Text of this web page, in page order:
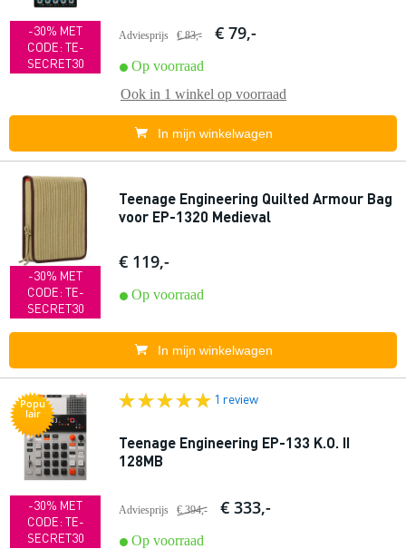
-30% MET
CODE: TE-
SECRET30
Adviesprijs € 83,- € 79,-
Op voorraad
Ook in 1 winkel op voorraad
In mijn winkelwagen
-30% MET
CODE: TE-
SECRET30
Teenage Engineering Quilted Armour Bag
voor EP-1320 Medieval
€ 119,-
Op voorraad
In mijn winkelwagen
Popu
lair
-30% MET
CODE: TE-
SECRET30
1 review
Teenage Engineering EP-133 K.O. II
128MB
Adviesprijs € 394,- € 333,-
Op voorraad